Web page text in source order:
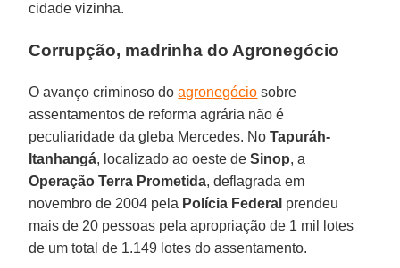
cidade vizinha.
Corrupção, madrinha do Agronegócio
O avanço criminoso doagronegócio sobre
assentamentos de reforma agrária não é
peculiaridade da gleba Mercedes. NoTapuráh-
Itanhangá, localizado ao oeste deSinop, a
Operação Terra Prometida, deflagrada em
novembro de 2004 pela Polícia Federal prendeu
mais de 20 pessoas pela apropriação de 1 mil lotes
de um total de 1.149 lotes do assentamento.